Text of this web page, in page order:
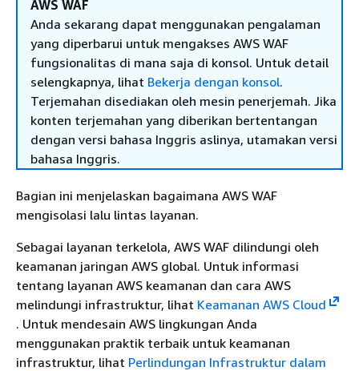
AWS WAF
Anda sekarang dapat menggunakan pengalaman
yang diperbarui untuk mengakses AWS WAF
fungsionalitas di mana saja di konsol. Untuk detail
selengkapnya, lihat Bekerja dengan konsol.
Terjemahan disediakan oleh mesin penerjemah. Jika
konten terjemahan yang diberikan bertentangan
dengan versi bahasa Inggris aslinya, utamakan versi
bahasa Inggris.
Bagian ini menjelaskan bagaimana AWS WAF
mengisolasi lalu lintas layanan.
Sebagai layanan terkelola, AWS WAF dilindungi oleh
keamanan jaringan AWS global. Untuk informasi
tentang layanan AWS keamanan dan cara AWS
melindungi infrastruktur, lihat Keamanan AWS Cloud
. Untuk mendesain AWS lingkungan Anda
menggunakan praktik terbaik untuk keamanan
infrastruktur, lihat Perlindungan Infrastruktur dalam